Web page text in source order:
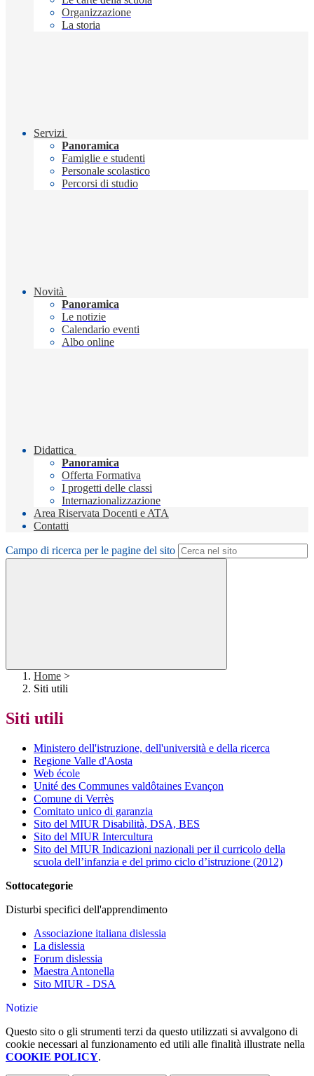
Organizzazione
La storia
Servizi
Panoramica
Famiglie e studenti
Personale scolastico
Percorsi di studio
Novità
Panoramica
Le notizie
Calendario eventi
Albo online
Didattica
Panoramica
Offerta Formativa
I progetti delle classi
Internazionalizzazione
Area Riservata Docenti e ATA
Contatti
Campo di ricerca per le pagine del sito
Home >
Siti utili
Siti utili
Ministero dell'istruzione, dell'università e della ricerca
Regione Valle d'Aosta
Web école
Unité des Communes valdôtaines Evançon
Comune di Verrès
Comitato unico di garanzia
Sito del MIUR Disabilità, DSA, BES
Sito del MIUR Intercultura
Sito del MIUR Indicazioni nazionali per il curricolo della
scuola dell’infanzia e del primo ciclo d’istruzione (2012)
Sottocategorie
Disturbi specifici dell'apprendimento
Associazione italiana dislessia
La dislessia
Forum dislessia
Maestra Antonella
Sito MIUR - DSA
Notizie
Questo sito o gli strumenti terzi da questo utilizzati si avvalgono di
cookie necessari al funzionamento ed utili alle finalità illustrate nella
COOKIE POLICY.